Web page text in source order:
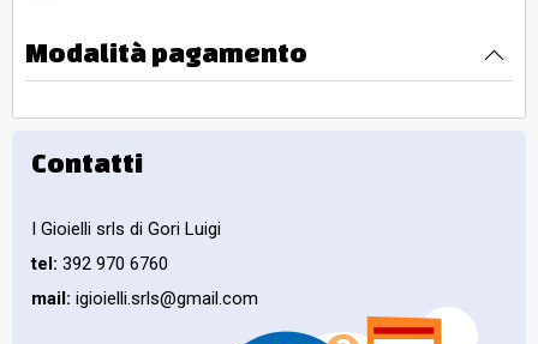
Modalità pagamento
Contatti
I Gioielli srls di Gori Luigi
tel: 392 970 6760
mail: igioielli.srls@gmail.com